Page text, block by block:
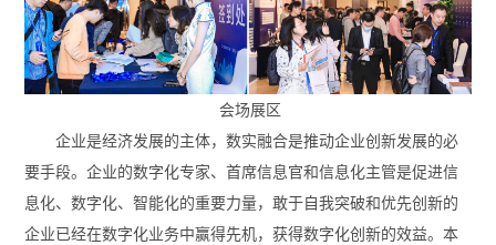
会场展区
企业是经济发展的主体，数实融合是推动企业创新发展的必
要手段。企业的数字化专家、首席信息官和信息化主管是促进信
息化、数字化、智能化的重要力量，敢于自我突破和优先创新的
企业已经在数字化业务中赢得先机，获得数字化创新的效益。本